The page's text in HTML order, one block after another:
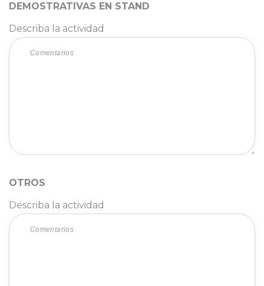
DEMOSTRATIVAS EN STAND
Describa la actividad
OTROS
Describa la actividad